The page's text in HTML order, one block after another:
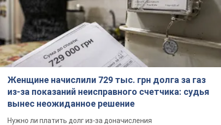
Женщине начислили 729 тыс. грн долга за газ
из-за показаний неисправного счетчика: судья
вынес неожиданное решение
Нужно ли платить долг из-за доначисления